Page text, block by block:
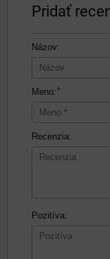
Pridať
Názov:
Meno:*
Recenzia:
Pozitíva: